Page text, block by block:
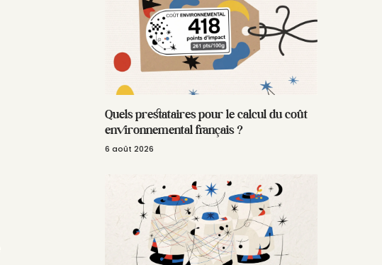
Quels prestataires pour le calcul du coût
environnemental français ?
6 août 2026